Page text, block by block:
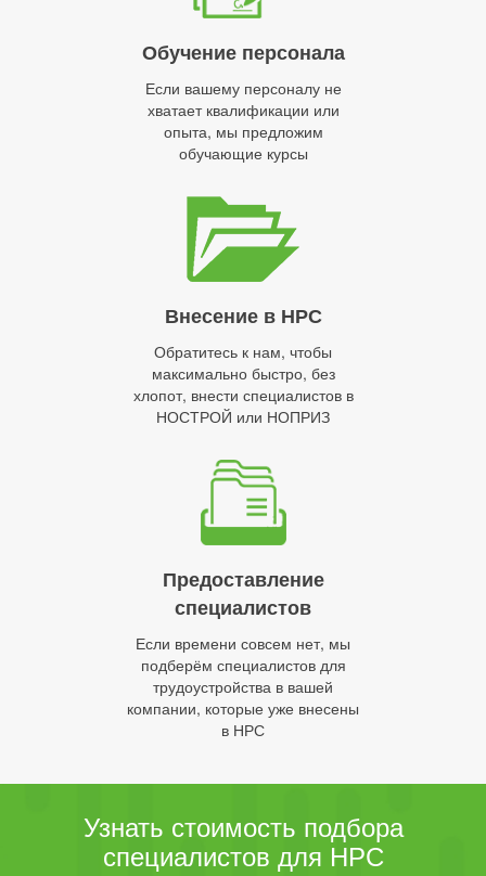
Обучение персонала
Если вашему персоналу не
хватает квалификации или
опыта, мы предложим
обучающие курсы
Внесение в НРС
Обратитесь к нам, чтобы
максимально быстро, без
хлопот, внести специалистов в
НОСТРОЙ или НОПРИЗ
Предоставление
специалистов
Если времени совсем нет, мы
подберём специалистов для
трудоустройства в вашей
компании, которые уже внесены
в НРС
Узнать стоимость подбора
специалистов для НРС